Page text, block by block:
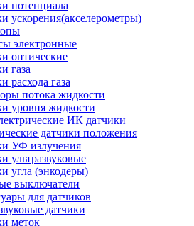
потенциала
ускорения(акселерометры)
электронные
оптические
газа
расхода газа
потока жидкости
уровня жидкости
ИК датчики
датчики положения
УФ излучения
ультразвуковые
угла (энкодеры)
выключатели
для датчиков
датчики
меток